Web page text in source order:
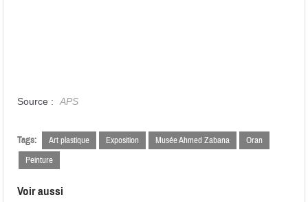
Source : APS
Tags: Art plastique Exposition Musée Ahmed Zabana
Oran
Peinture
Voir aussi